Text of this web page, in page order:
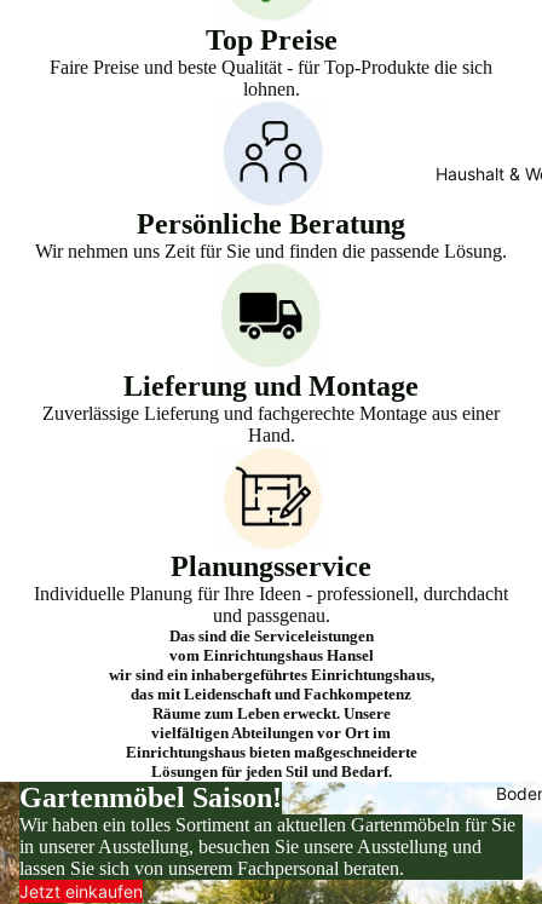
Haushalt &
Top Preise
Faire Preise und beste Qualität - für Top-Produkte die sich
lohnen.
Persönliche Beratung
Wir nehmen uns Zeit für Sie und finden die passende Lösung.
Lieferung und Montage
Zuverlässige Lieferung und fachgerechte Montage aus einer
Hand.
Planungsservice
Individuelle Planung für Ihre Ideen - professionell, durchdacht
und passgenau.
Das sind die Serviceleistungen
vom Einrichtungshaus Hansel
wir sind ein inhabergeführtes Einrichtungshaus,
das mit Leidenschaft und Fachkompetenz
Räume zum Leben erweckt. Unsere
vielfältigen Abteilungen vor Ort im
Einrichtungshaus bieten maßgeschneiderte
Lösungen für jeden Stil und Bedarf.
Gartenmöbel Saison!
Wir haben ein tolles Sortiment an aktuellen Gartenmöbeln für Sie
in unserer Ausstellung, besuchen Sie unsere Ausstellung und
lassen Sie sich von unserem Fachpersonal beraten.
Jetzt einkaufen